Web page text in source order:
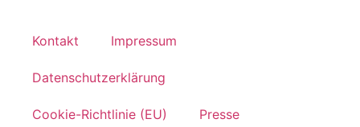
Kontakt Impressum
Datenschutzerklärung
Cookie-Richtlinie (EU) Presse